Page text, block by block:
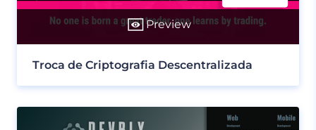
Preview
Troca de Criptografia Descentralizada